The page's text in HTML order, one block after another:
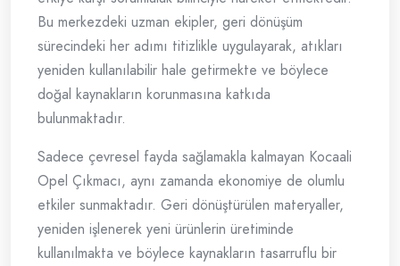
Bu merkezdeki uzman ekipler, geri dönüşüm
sürecindeki her adımı titizlikle uygulayarak, atıkları
yeniden kullanılabilir hale getirmekte ve böylece
doğal kaynakların korunmasına katkıda
bulunmaktadır.
Sadece çevresel fayda sağlamakla kalmayan Kocaali
Opel Çıkmacı, aynı zamanda ekonomiye de olumlu
etkiler sunmaktadır. Geri dönüştürülen materyaller,
yeniden işlenerek yeni ürünlerin üretiminde
kullanılmakta ve böylece kaynakların tasarruflu bir